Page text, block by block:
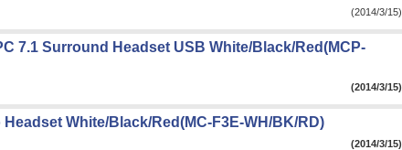
(2014/3/15)
7.1 Surround Headset USB White/Black/Red(MCP-
(2014/3/15)
Headset White/Black/Red(MC-F3E-WH/BK/RD)
(2014/3/15)